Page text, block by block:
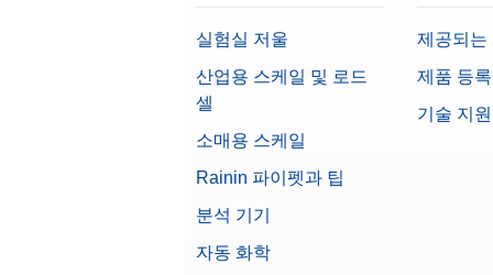
실험실 저울
산업용 스케일 및 로드
셀
소매용 스케일
Rainin 파이펫과 팁
분석 기기
자동 화학
제공되는
제품 등록
기술 지원